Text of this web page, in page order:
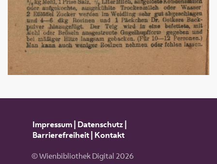
Impressum| Datenschutz|
Barrierefreiheit| Kontakt
© Wienbibliothek Digital 2026